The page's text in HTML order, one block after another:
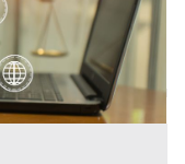
errori evitare.